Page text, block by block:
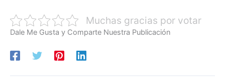
Muchas gracias por votar
Dale Me Gusta y Comparte Nuestra Publicación